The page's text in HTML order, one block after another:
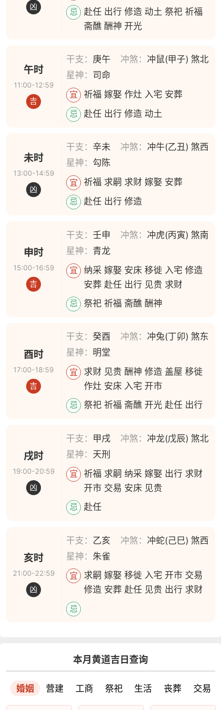
凶
忌
赴任 出行 修造 动土 祭祀 祈福
斋醮 酬神 开光
午时
11:00-12:59
吉
干支： 庚午 冲煞： 冲鼠(甲子) 煞北
星神： 司命
宜 祈福 嫁娶 作灶 入宅 安葬
忌 赴任 出行 修造 动土
未时
13:00-14:59
凶
干支： 辛未 冲煞： 冲牛(乙丑) 煞西
星神： 勾陈
宜 祈福 求嗣 求财 嫁娶 安葬
忌 赴任 出行 修造
申时
15:00-16:59
吉
干支： 壬申 冲煞： 冲虎(丙寅) 煞南
星神： 青龙
宜
纳采 嫁娶 安床 移徙 入宅 修造
安葬 赴任 出行 见贵 求财
忌 祭祀 祈福 斋醮 酬神
酉时
17:00-18:59
吉
干支：癸酉 冲煞： 冲兔(丁卯) 煞东
星神： 明堂
宜
求财 见贵 酬神 修造 盖屋 移徙
作灶 安床 入宅 开市
忌 祭祀 祈福 斋醮 开光 赴任 出行
戌时
19:00-20:59
凶
干支： 甲戌 冲煞： 冲龙(戊辰) 煞北
星神： 天刑
宜
祈福 求嗣 纳采 嫁娶 出行 求财
开市 交易 安床 见贵
忌 赴任
亥时
21:00-22:59
凶
干支： 乙亥 冲煞： 冲蛇(己巳) 煞西
星神： 朱雀
宜
求嗣 嫁娶 移徙 入宅 开市 交易
修造 安葬 赴任 见贵 出行 求财
忌
本月黄道吉日查询
婚姻 营建 工商 祭祀 生活 丧葬 交易